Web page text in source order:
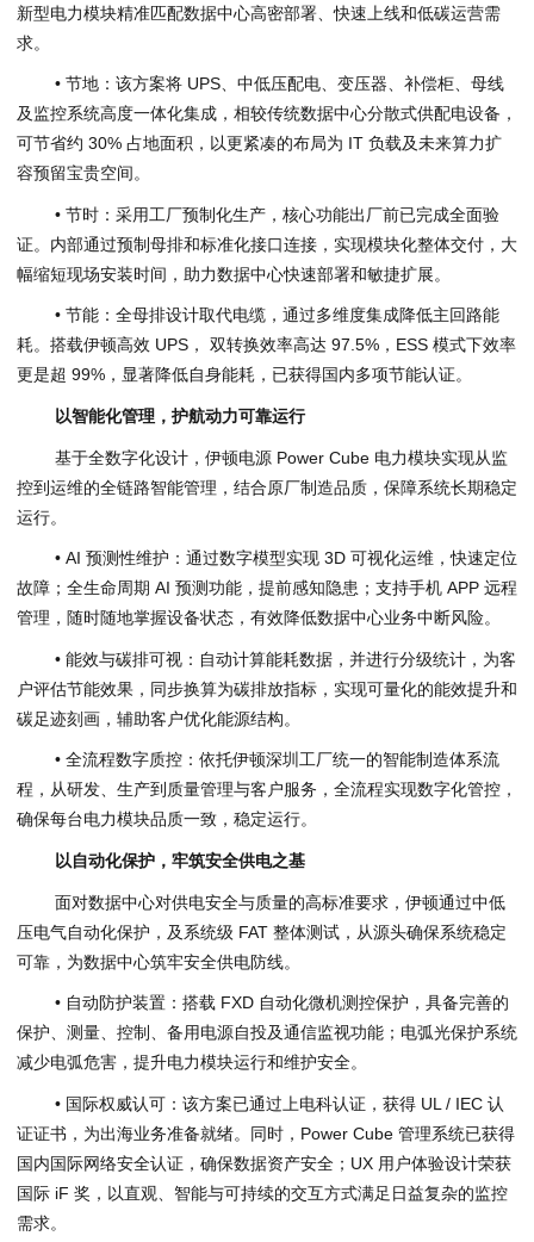
新型电力模块精准匹配数据中心高密部署、快速上线和低碳运营需
求。
• 节地：该方案将 UPS、中低压配电、变压器、补偿柜、母线
及监控系统高度一体化集成，相较传统数据中心分散式供配电设备，
可节省约 30% 占地面积，以更紧凑的布局为 IT 负载及未来算力扩
容预留宝贵空间。
• 节时：采用工厂预制化生产，核心功能出厂前已完成全面验
证。内部通过预制母排和标准化接口连接，实现模块化整体交付，大
幅缩短现场安装时间，助力数据中心快速部署和敏捷扩展。
• 节能：全母排设计取代电缆，通过多维度集成降低主回路能
耗。搭载伊顿高效 UPS， 双转换效率高达 97.5%，ESS 模式下效率
更是超 99%，显著降低自身能耗，已获得国内多项节能认证。
以智能化管理 ， 护航动力可靠运行
基于全数字化设计，伊顿电源 Power Cube 电力模块实现从监
控到运维的全链路智能管理，结合原厂制造品质，保障系统长期稳定
运行。
• AI 预测性维护：通过数字模型实现 3D 可视化运维，快速定位
故障；全生命周期 AI 预测功能，提前感知隐患；支持手机 APP 远程
管理，随时随地掌握设备状态，有效降低数据中心业务中断风险。
• 能效与碳排可视：自动计算能耗数据，并进行分级统计，为客
户评估节能效果，同步换算为碳排放指标，实现可量化的能效提升和
碳足迹刻画，辅助客户优化能源结构。
• 全流程数字质控：依托伊顿深圳工厂统一的智能制造体系流
程，从研发、生产到质量管理与客户服务，全流程实现数字化管控，
确保每台电力模块品质一致，稳定运行。
以自动化保护 ， 牢筑安全供电之基
面对数据中心对供电安全与质量的高标准要求，伊顿通过中低
压电气自动化保护，及系统级 FAT 整体测试，从源头确保系统稳定
可靠，为数据中心筑牢安全供电防线。
• 自动防护装置：搭载 FXD 自动化微机测控保护，具备完善的
保护、测量、控制、备用电源自投及通信监视功能；电弧光保护系统
减少电弧危害，提升电力模块运行和维护安全。
• 国际权威认可：该方案已通过上电科认证，获得 UL / IEC 认
证证书，为出海业务准备就绪。同时，Power Cube 管理系统已获得
国内国际网络安全认证，确保数据资产安全；UX 用户体验设计荣获
国际 iF 奖，以直观、智能与可持续的交互方式满足日益复杂的监控
需求。